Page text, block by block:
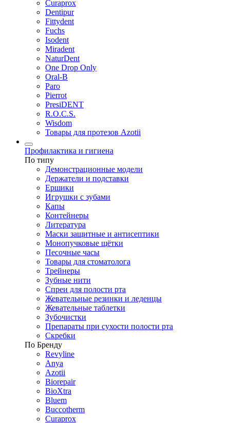
Curaprox
Dentipur
Fittydent
Fuchs
Isodent
Miradent
NaturDent
One Drop Only
Oral-B
Paro
Pierrot
PresiDENT
R.O.C.S.
Wisdom
Товары для протезов Azotii
Профилактика и гигиена
По типу
Демонстрационные модели
Держатели и подставки
Ершики
Игрушки с зубами
Капы
Контейнеры
Литература
Маски защитные и антисептики
Монопучковые щётки
Песочные часы
Товары для стоматолога
Трейнеры
Зубные нити
Спреи для полости рта
Жевательные резинки и леденцы
Жевательные таблетки
Зубочистки
Препараты при сухости полости рта
Скребки
По Бренду
Revyline
Anya
Azotii
Biorepair
BioXtra
Bluem
Buccotherm
Curaprox